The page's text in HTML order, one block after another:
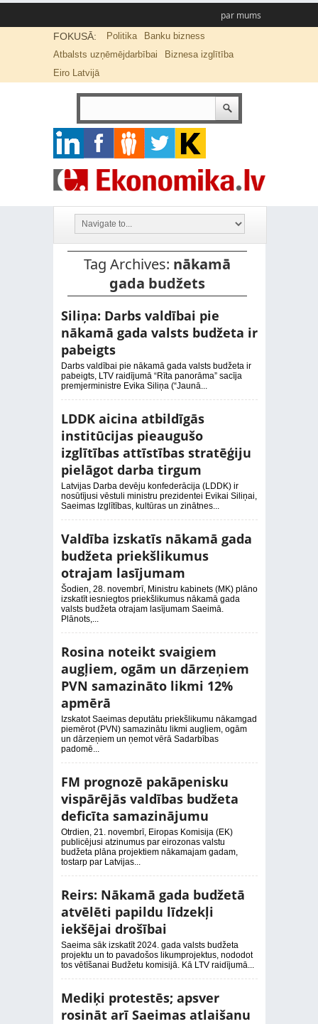
par mums
FOKUSĀ: Politika
Banku bizness
Atbalsts uzņēmējdarbībai
Biznesa izglītība
Eiro Latvijā
Tag Archives: nākamā
gada budžets
Siliņa: Darbs valdībai pie
nākamā gada valsts budžeta ir
pabeigts
Darbs valdībai pie nākamā gada valsts budžeta ir
pabeigts, LTV raidījumā “Rīta panorāma” sacīja
premjerministre Evika Siliņa (“Jaunā...
LDDK aicina atbildīgās
institūcijas pieaugušo
izglītības attīstības stratēģiju
pielāgot darba tirgum
Latvijas Darba devēju konfederācija (LDDK) ir
nosūtījusi vēstuli ministru prezidentei Evikai Siliņai,
Saeimas Izglītības, kultūras un zinātnes...
Valdība izskatīs nākamā gada
budžeta priekšlikumus
otrajam lasījumam
Šodien, 28. novembrī, Ministru kabinets (MK) plāno
izskatīt iesniegtos priekšlikumus nākamā gada
valsts budžeta otrajam lasījumam Saeimā.
Plānots,...
Rosina noteikt svaigiem
augļiem, ogām un dārzeņiem
PVN samazināto likmi 12%
apmērā
Izskatot Saeimas deputātu priekšlikumu nākamgad
piemērot (PVN) samazinātu likmi augļiem, ogām
un dārzeņiem un ņemot vērā Sadarbības
padomē...
FM prognozē pakāpenisku
vispārējās valdības budžeta
deficīta samazinājumu
Otrdien, 21. novembrī, Eiropas Komisija (EK)
publicējusi atzinumus par eirozonas valstu
budžeta plāna projektiem nākamajam gadam,
tostarp par Latvijas...
Reirs: Nākamā gada budžetā
atvēlēti papildu līdzekļi
iekšējai drošībai
Saeima sāk izskatīt 2024. gada valsts budžeta
projektu un to pavadošos likumprojektus, nododot
tos vētīšanai Budžetu komisijā. Kā LTV raidījumā...
Mediķi protestēs; apsver
rosināt arī Saeimas atlaišanu